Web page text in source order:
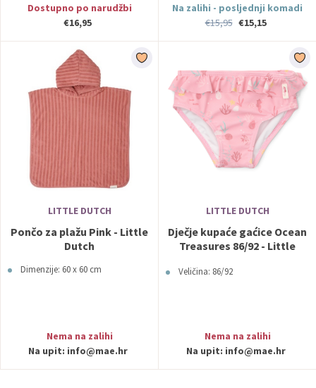
Dostupno po narudžbi
€16,95
Na zalihi - posljednji komadi
€15,95 €15,15
LITTLE DUTCH
Pončo za plažu Pink - Little
Dutch
Dimenzije: 60 x 60 cm
Nema na zalihi
Na upit: info@mae.hr
LITTLE DUTCH
Dječje kupaće gaćice Ocean
Treasures 86/92 - Little
Veličina: 86/92
Nema na zalihi
Na upit: info@mae.hr